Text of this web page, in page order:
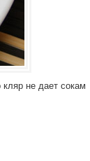
не дает сокам